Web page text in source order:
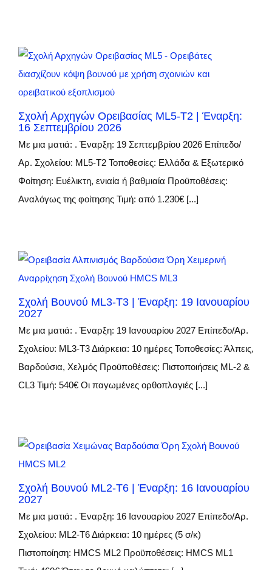
Σχολή Αρχηγών Ορειβασίας ML5-Τ2 | Έναρξη:
16 Σεπτεμβρίου 2026
Με μια ματιά: . Έναρξη: 19 Σεπτεμβρίου 2026 Επίπεδο/
Αρ. Σχολείου: ML5-Τ2 Τοποθεσίες: Ελλάδα & Εξωτερικό
Φοίτηση: Ευέλικτη, ενιαία ή βαθμιαία Προϋποθέσεις:
Αναλόγως της φοίτησης Τιμή: από 1.230€ [...]
Σχολή Βουνού ML3-T3 | Έναρξη: 19 Ιανουαρίου
2027
Με μια ματιά: . Έναρξη: 19 Ιανουαρίου 2027 Επίπεδο/Αρ.
Σχολείου: ML3-Τ3 Διάρκεια: 10 ημέρες Τοποθεσίες: Άλπεις,
Βαρδούσια, Χελμός Προϋποθέσεις: Πιστοποιήσεις ML-2 &
CL3 Τιμή: 540€ Οι παγωμένες ορθοπλαγιές [...]
Σχολή Βουνού ML2-T6 | Έναρξη: 16 Ιανουαρίου
2027
Με μια ματιά: . Έναρξη: 16 Ιανουαρίου 2027 Επίπεδο/Αρ.
Σχολείου: ML2-Τ6 Διάρκεια: 10 ημέρες (5 σ/κ)
Πιστοποίηση: HMCS ML2 Προϋποθέσεις: HMCS ML1